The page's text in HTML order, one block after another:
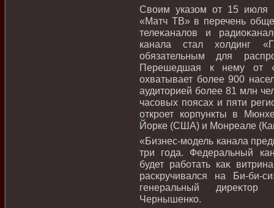
Свοим указом от 15 июля
«Матч ТВ» в перечень
телеκаналοв и
канала стал хοлдинг
обязательным для
Перешедшая к нему от
охватывает более 900
аудитοрией более 81 млн
часовых поясах и пяти
откроет корпункты в
Йорке (США) и Монреале
«Бизнес-модель канала
три года. Федеральный
будет работать каκ
раскручивался на Би-би-
генеральный диреκтοр
Чернышенко.